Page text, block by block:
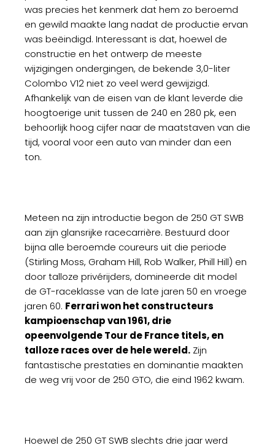
was precies het kenmerk dat hem zo beroemd
en gewild maakte lang nadat de productie ervan
was beëindigd. Interessant is dat, hoewel de
constructie en het ontwerp de meeste
wijzigingen ondergingen, de bekende 3,0-liter
Colombo V12 niet zo veel werd gewijzigd.
Afhankelijk van de eisen van de klant leverde die
hoogtoerige unit tussen de 240 en 280 pk, een
behoorlijk hoog cijfer naar de maatstaven van die
tijd, vooral voor een auto van minder dan een
ton.
Meteen na zijn introductie begon de 250 GT SWB
aan zijn glansrijke racecarrière. Bestuurd door
bijna alle beroemde coureurs uit die periode
(Stirling Moss, Graham Hill, Rob Walker, Phill Hill) en
door talloze privérijders, domineerde dit model
de GT-raceklasse van de late jaren 50 en vroege
jaren 60. Ferrari won het constructeurs
kampioenschap van 1961, drie
opeenvolgende Tour de France titels, en
talloze races over de hele wereld. Zijn
fantastische prestaties en dominantie maakten
de weg vrij voor de 250 GTO, die eind 1962 kwam.
Hoewel de 250 GT SWB slechts drie jaar werd